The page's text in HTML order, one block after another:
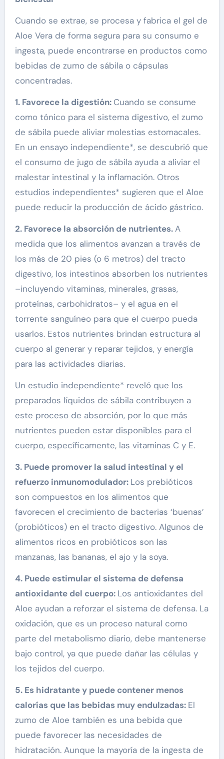
Cuando se extrae, se procesa y fabrica el gel de
Aloe Vera de forma segura para su consumo e
ingesta, puede encontrarse en productos como
bebidas de zumo de sábila o cápsulas
concentradas.
1. Favorece la digestión: Cuando se consume
como tónico para el sistema digestivo, el zumo
de sábila puede aliviar molestias estomacales.
En un ensayo independiente*, se descubrió que
el consumo de jugo de sábila ayuda a aliviar el
malestar intestinal y la inflamación. Otros
estudios independientes* sugieren que el Aloe
puede reducir la producción de ácido gástrico.
2. Favorece la absorción de nutrientes.A
medida que los alimentos avanzan a través de
los más de 20 pies (o 6 metros) del tracto
digestivo, los intestinos absorben los nutrientes
–incluyendo vitaminas, minerales, grasas,
proteínas, carbohidratos– y el agua en el
torrente sanguíneo para que el cuerpo pueda
usarlos. Estos nutrientes brindan estructura al
cuerpo al generar y reparar tejidos, y energía
para las actividades diarias.
Un estudio independiente* reveló que los
preparados líquidos de sábila contribuyen a
este proceso de absorción, por lo que más
nutrientes pueden estar disponibles para el
cuerpo, específicamente, las vitaminas C y E.
3. Puede promover la salud intestinal y el
refuerzo inmunomodulador: Los prebióticos
son compuestos en los alimentos que
favorecen el crecimiento de bacterias ‘buenas’
(probióticos) en el tracto digestivo. Algunos de
alimentos ricos en probióticos son las
manzanas, las bananas, el ajo y la soya.
4. Puede estimular el sistema de defensa
antioxidante del cuerpo: Los antioxidantes del
Aloe ayudan a reforzar el sistema de defensa. La
oxidación, que es un proceso natural como
parte del metabolismo diario, debe mantenerse
bajo control, ya que puede dañar las células y
los tejidos del cuerpo.
5. Es hidratante y puede contener menos
calorías que las bebidas muy endulzadas: El
zumo de Aloe también es una bebida que
puede favorecer las necesidades de
hidratación. Aunque la mayoría de la ingesta de